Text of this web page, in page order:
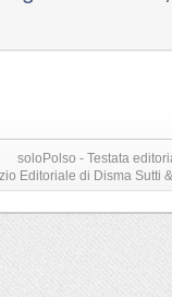
soloPolso - Testata
Editoriale di Disma Sutti